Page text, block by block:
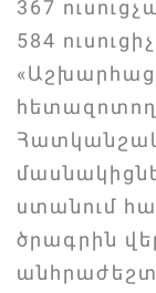
367
584
հետազոտող
ստանում
ծրագրին